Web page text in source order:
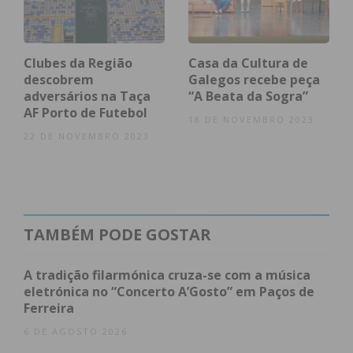
Clubes da Região
descobrem
adversários na Taça
AF Porto de Futebol
Casa da Cultura de
Galegos recebe peça
“A Beata da Sogra”
TAMBÉM PODE GOSTAR
A tradição filarmónica cruza-se com a música
eletrónica no “Concerto A’Gosto” em Paços de
Ferreira
6 DE AGOSTO 2026